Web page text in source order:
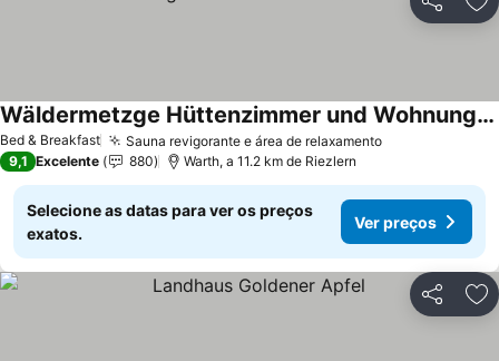
Partilhar
Bed & Breakfast Sauna revigorante e área de relaxamentoVer preços
Wäldermetzge Hüttenzimmer und Wohnungen
Ver preços
9,1 Excelente 880 Warth, a 11.2 km de Riezlern
Selecione as datas para ver os preços
exatos.
Ver preços
Partilhar